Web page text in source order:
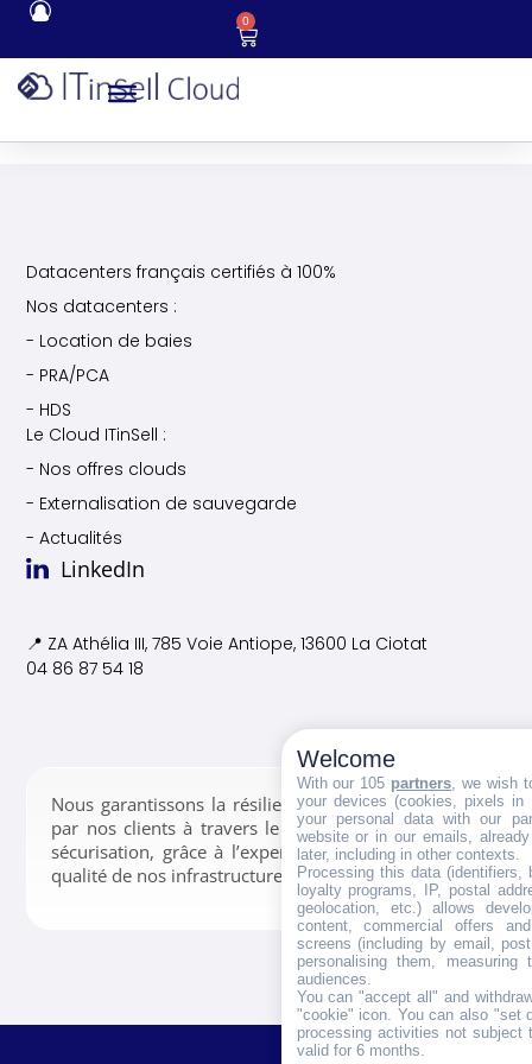
0
Datacenters français certifiés à 100%
Nos datacenters :
- Location de baies
- PRA/PCA
- HDS
Le Cloud ITinSell :
- Nos offres clouds
- Externalisation de sauvegarde
- Actualités
LinkedIn
📍 ZA Athélia III, 785 Voie Antiope, 13600 La Ciotat
04 86 87 54 18
Nous garantissons la résilience des données confiées
par nos clients à travers le stockage, la gestion et la
sécurisation, grâce à l’expertise de nos équipes et la
qualité de nos infrastructures.
Welcome
With our 105 partners , we wish
your devices (cookies, pixels
your personal data with our
website or in our emails,
later, including in other contexts.
Processing this data (identifiers,
loyalty programs, IP, postal
geolocation, etc.) allows
content, commercial offers
screens (including by email,
personalising them, measuring
audiences.
You can "accept all" and
"cookie" icon . You can also "set
processing activities not subject
valid for 6 months.